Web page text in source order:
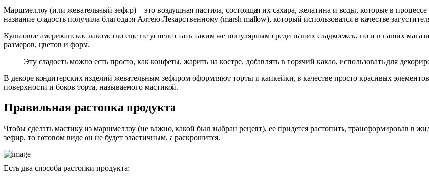
Маршмеллоу (или жевательный зефир) – это воздушная пастила, состоящая их сахара, желатина и воды, которые в
название сладость получила благодаря Алтею Лекарственному (marsh mallow), который использовался в качестве
Культовое американское лакомство еще не успело стать таким же популярным среди наших сладкоежек, но и в наших
размеров, цветов и форм.
Эту сладость можно есть просто, как конфеты, жарить на костре, добавлять в горячий какао, использовать для
В декоре кондитерских изделий жевательным зефиром оформляют торты и капкейки, в качестве просто красивых
поверхности и боков торта, называемого мастикой.
Правильная растопка продукта
Чтобы сделать мастику из маршмеллоу (не важно, какой был выбран рецепт), ее придется растопить, трансформировав в
зефир, то готовом виде он не будет эластичным, а раскрошится.
Есть два способа растопки продукта: